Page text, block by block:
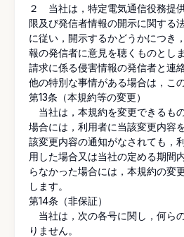
２ 当社は，特定電気通信役務提
限及び発信者情報の開示に関する
に従い，開示するかどうかにつき
報の発信者に意見を聴くものとし
請求に係る侵害情報の発信者と連
他の特別な事情がある場合は，こ
第13条（本規約等の変更）
当社は，本規約を変更できるも
場合には，利用者に当該変更内容
該変更内容の通知がなされても，
用した場合又は当社の定める期間
らなかった場合には，本規約の変
します。
第14条（非保証）
当社は，次の各号に関し，何ら
りません。